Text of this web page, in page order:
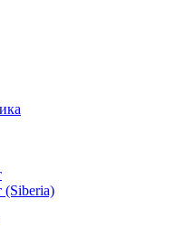
(Siberia)